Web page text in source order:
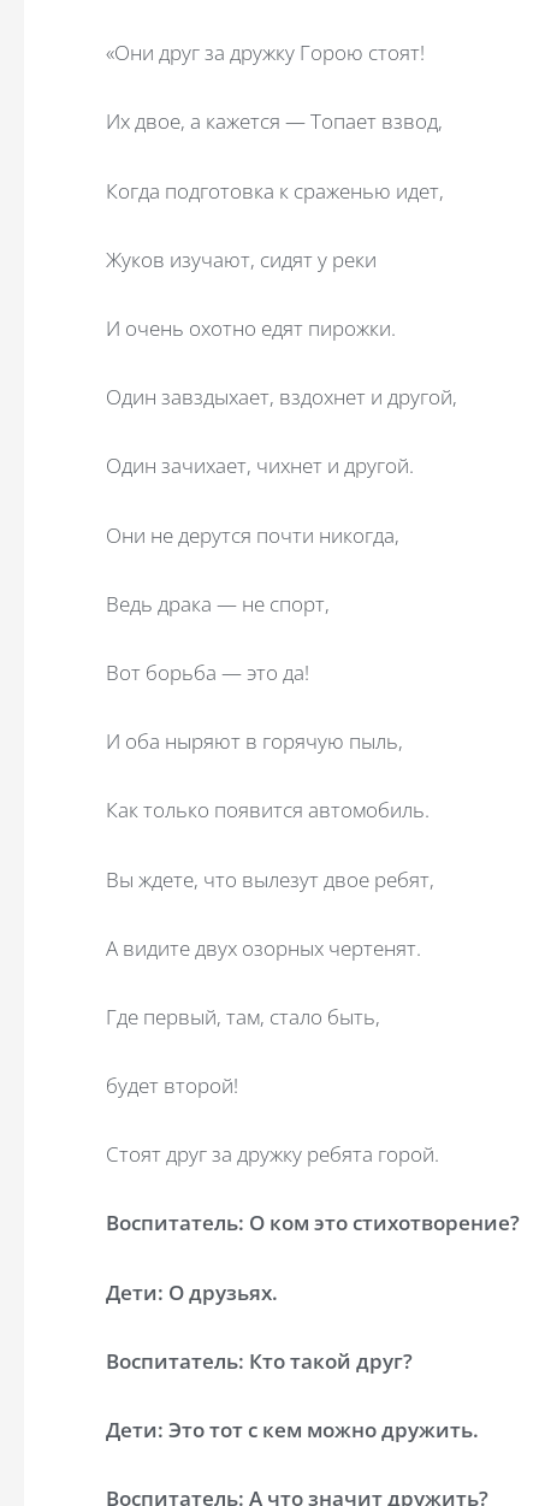
«Они друг за дружку Горою стоят!
Их двое, а кажется — Топает взвод,
Когда подготовка к сраженью идет,
Жуков изучают, сидят у реки
И очень охотно едят пирожки.
Один завздыхает, вздохнет и другой,
Один зачихает, чихнет и другой.
Они не дерутся почти никогда,
Ведь драка — не спорт,
Вот борьба — это да!
И оба ныряют в горячую пыль,
Как только появится автомобиль.
Вы ждете, что вылезут двое ребят,
А видите двух озорных чертенят.
Где первый, там, стало быть,
будет второй!
Стоят друг за дружку ребята горой.
Воспитатель: О ком это стихотворение?
Дети: О друзьях.
Воспитатель: Кто такой друг?
Дети: Это тот с кем можно дружить.
Воспитатель: А что значит дружить?